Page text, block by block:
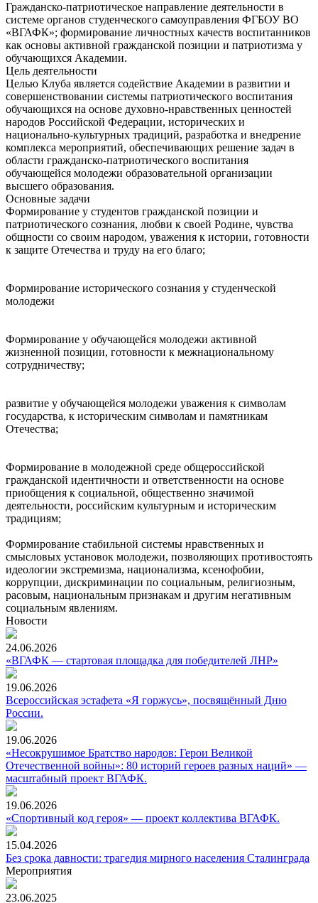
Гражданско-патриотическое направление деятельности в
системе органов студенческого самоуправления ФГБОУ ВО
«ВГАФК»; формирование личностных качеств воспитанников
как основы активной гражданской позиции и патриотизма у
обучающихся Академии.
Цель деятельности
Целью Клуба является содействие Академии в развитии и
совершенствовании системы патриотического воспитания
обучающихся на основе духовно-нравственных ценностей
народов Российской Федерации, исторических и
национально-культурных традиций, разработка и внедрение
комплекса мероприятий, обеспечивающих решение задач в
области гражданско-патриотического воспитания
обучающейся молодежи образовательной организации
высшего образования.
Основные задачи
Формирование у студентов гражданской позиции и
патриотического сознания, любви к своей Родине, чувства
общности со своим народом, уважения к истории, готовности
к защите Отечества и труду на его благо;
Формирование исторического сознания у студенческой
молодежи
Формирование у обучающейся молодежи активной
жизненной позиции, готовности к межнациональному
сотрудничеству;
развитие у обучающейся молодежи уважения к символам
государства, к историческим символам и памятникам
Отечества;
Формирование в молодежной среде общероссийской
гражданской идентичности и ответственности на основе
приобщения к социальной, общественно значимой
деятельности, российским культурным и историческим
традициям;
Формирование стабильной системы нравственных и
смысловых установок молодежи, позволяющих противостоять
идеологии экстремизма, национализма, ксенофобии,
коррупции, дискриминации по социальным, религиозным,
расовым, национальным признакам и другим негативным
социальным явлениям.
Новости
24.06.2026
«ВГАФК — стартовая площадка для победителей ЛНР»
19.06.2026
Всероссийская эстафета «Я горжусь», посвящённый Дню
России.
19.06.2026
«Несокрушимое Братство народов: Герои Великой
Отечественной войны»: 80 историй героев разных наций» —
масштабный проект ВГАФК.
19.06.2026
«Спортивный код героя» — проект коллектива ВГАФК.
15.04.2026
Без срока давности: трагедия мирного населения Сталинграда
Мероприятия
23.06.2025